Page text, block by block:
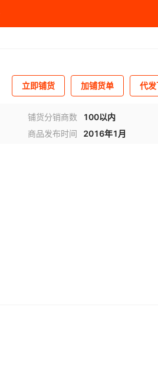
立即铺货 加铺货单 代
铺货分销商数
100以内
商品发布时间 2016年1月